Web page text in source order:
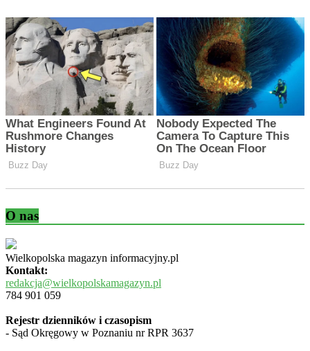
O nas
Wielkopolska magazyn informacyjny.pl
Kontakt:
redakcja@wielkopolskamagazyn.pl
784 901 059
Rejestr dzienników i czasopism
- Sąd Okręgowy w Poznaniu nr RPR 3637